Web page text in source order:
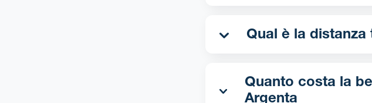
Quanto costa la
Argenta